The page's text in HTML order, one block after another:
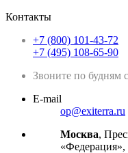
Контакты
+7 (800) 101-43-72
+7 (495) 108-65-90
Звоните по
E-mail
op@exiterra.ru
Москва,